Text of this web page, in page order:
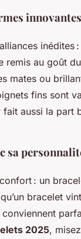
inédites
remis au goût
mates ou
fins sont
aussi la part
: un
bracelet
2025,